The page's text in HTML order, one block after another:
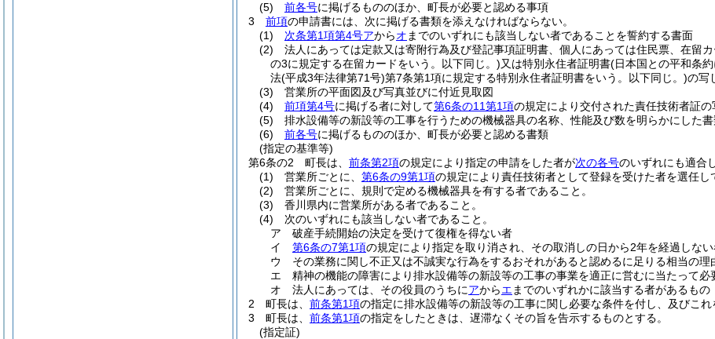
(5)
前各号に掲げるもののほか、町長が必要と認める事項
3
前項の申請書には、次に掲げる書類を添えなければならない。
(1)
次条第1項第4号アからオ までのいずれにも該当しない者であることを誓約する書面
(2)
法人にあっては定款又は寄附行為及び登記事項証明書、個人にあっては住民票、在留カ
の3に規定する在留カードをいう。以下同じ。)又は特別永住者証明書(日本国との平和条
法(平成3年法律第71号)第7条第1項に規定する特別永住者証明書をいう。以下同じ。)の写
(3)
営業所の平面図及び写真並びに付近見取図
(4)
前項第4号に掲げる者に対して第6条の11第1項の規定により交付された責任技術者証の
(5)
排水設備等の新設等の工事を行うための機械器具の名称、性能及び数を明らかにした
(6)
前各号に掲げるもののほか、町長が必要と認める書類
(指定の基準等)
第6条の2
町長は、 前条第2項の規定により指定の申請をした者が次の各号のいずれにも適合
(1)
営業所ごとに、 第6条の9第1項の規定により責任技術者として登録を受けた者を選任し
(2)
営業所ごとに、規則で定める機械器具を有する者であること。
(3)
香川県内に営業所がある者であること。
(4)
次のいずれにも該当しない者であること。
ア
破産手続開始の決定を受けて復権を得ない者
イ
第6条の7第1項の規定により指定を取り消され、その取消しの日から2年を経過しな
ウ
その業務に関し不正又は不誠実な行為をするおそれがあると認めるに足りる相当の理
エ
精神の機能の障害により排水設備等の新設等の工事の事業を適正に営むに当たって
オ
法人にあっては、その役員のうちにアからエ までのいずれかに該当する者があるもの
2
町長は、 前条第1項の指定に排水設備等の新設等の工事に関し必要な条件を付し、及びこれ
3
町長は、 前条第1項の指定をしたときは、遅滞なくその旨を告示するものとする。
(指定証)